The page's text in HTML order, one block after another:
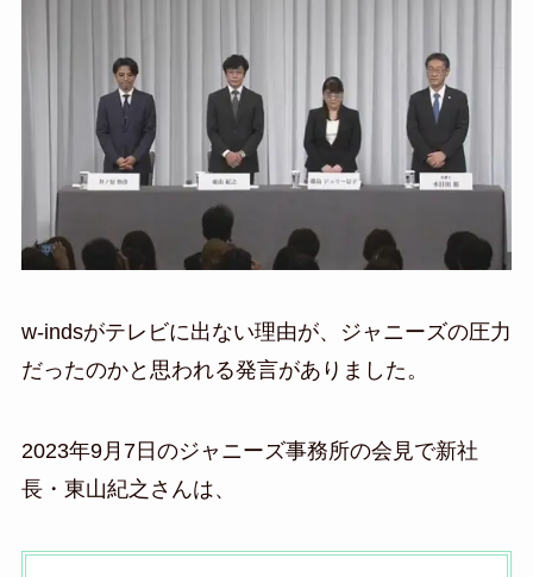
w-indsがテレビに出ない理由が、ジャニーズの圧力
だったのかと思われる発言がありました。
2023年9月7日のジャニーズ事務所の会見で新社
長・東山紀之さんは、